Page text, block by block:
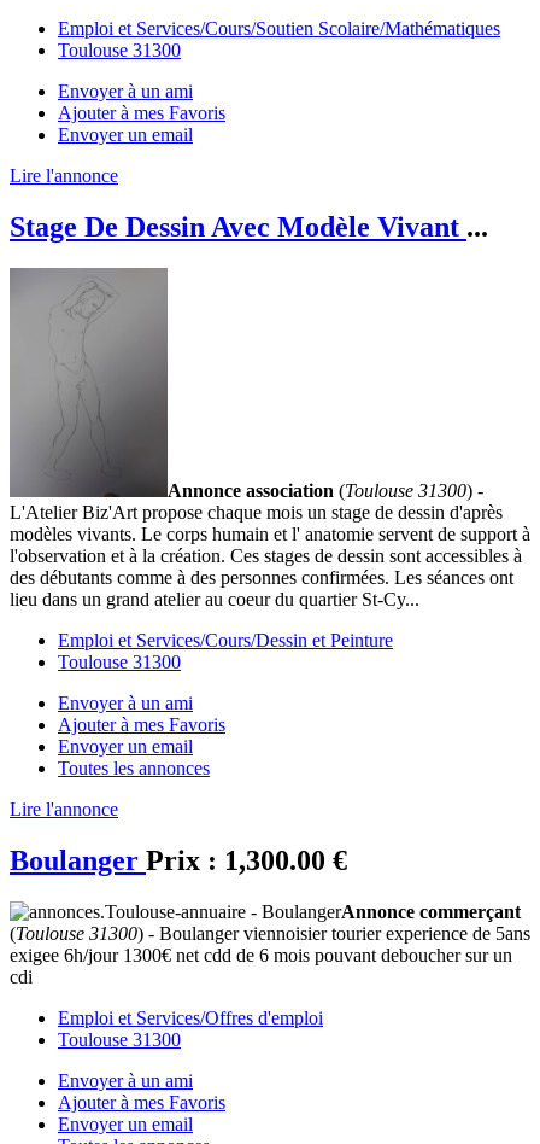
Emploi et Services/Cours/Soutien Scolaire/Mathématiques
Toulouse 31300
Envoyer à un ami
Ajouter à mes Favoris
Envoyer un email
Lire l'annonce
Stage De Dessin Avec Modèle Vivant ...
Annonce association (Toulouse 31300) -
L'Atelier Biz'Art propose chaque mois un stage de dessin d'après
modèles vivants. Le corps humain et l' anatomie servent de support à
l'observation et à la création. Ces stages de dessin sont accessibles à
des débutants comme à des personnes confirmées. Les séances ont
lieu dans un grand atelier au coeur du quartier St-Cy...
Emploi et Services/Cours/Dessin et Peinture
Toulouse 31300
Envoyer à un ami
Ajouter à mes Favoris
Envoyer un email
Toutes les annonces
Lire l'annonce
Boulanger Prix : 1,300.00 €
Annonce commerçant
(Toulouse 31300) - Boulanger viennoisier tourier experience de 5ans
exigee 6h/jour 1300€ net cdd de 6 mois pouvant deboucher sur un
cdi
Emploi et Services/Offres d'emploi
Toulouse 31300
Envoyer à un ami
Ajouter à mes Favoris
Envoyer un email